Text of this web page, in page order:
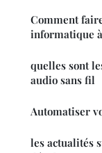
Comment
informatique
quelles sont
audio sans fil
Automatiser
les actualités